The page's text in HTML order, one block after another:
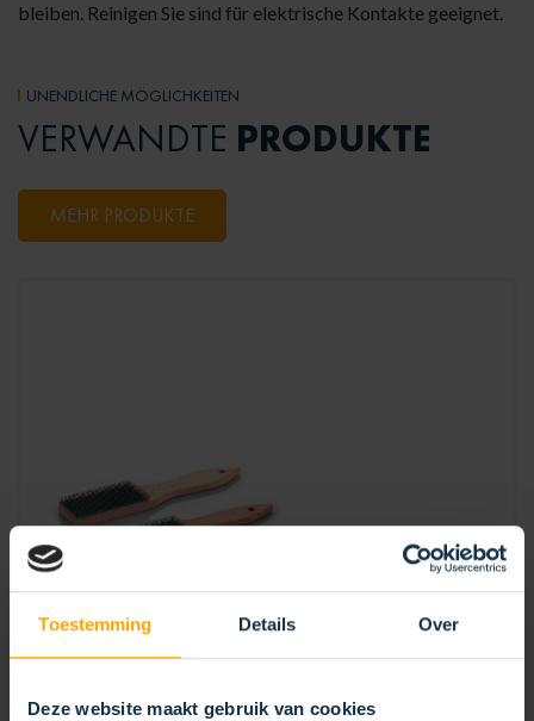
Toestemming Details Over
Deze website maakt gebruik van cookies
bleiben. Reinigen Sie sind für elektrische Kontakte geeignet.
UNENDLICHE MÖGLICHKEITEN
VERWANDTE PRODUKTE
MEHR PRODUKTE